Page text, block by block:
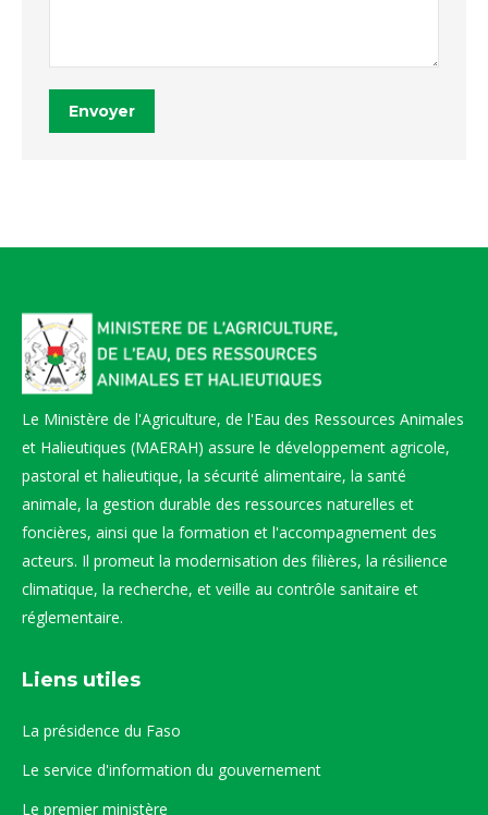
Envoyer
Le Ministère de l'Agriculture, de l'Eau des Ressources Animales
et Halieutiques (MAERAH) assure le développement agricole,
pastoral et halieutique, la sécurité alimentaire, la santé
animale, la gestion durable des ressources naturelles et
foncières, ainsi que la formation et l'accompagnement des
acteurs. Il promeut la modernisation des filières, la résilience
climatique, la recherche, et veille au contrôle sanitaire et
réglementaire.
Liens utiles
La présidence du Faso
Le service d'information du gouvernement
Le premier ministère